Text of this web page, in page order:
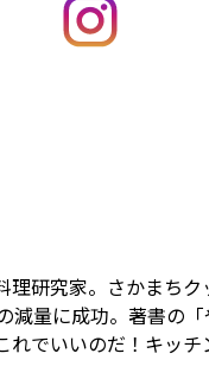
理研究家。さかまち
減量に成功。著書の
れでいいのだ！キッチ